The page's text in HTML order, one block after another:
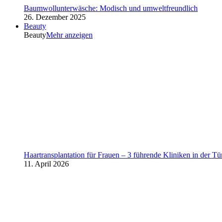
Baumwollunterwäsche: Modisch und umweltfreundlich
26. Dezember 2025
Beauty
BeautyMehr anzeigen
Haartransplantation für Frauen – 3 führende Kliniken in der
11. April 2026